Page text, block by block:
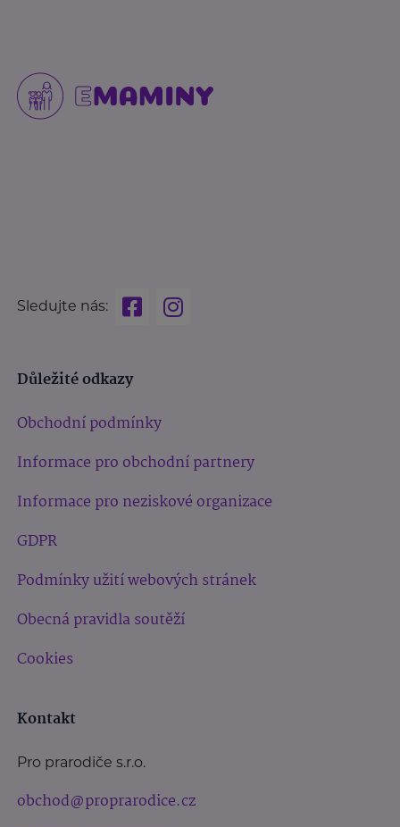
Sledujte nás:
Důležité odkazy
Obchodní podmínky
Informace pro obchodní partnery
Informace pro neziskové organizace
GDPR
Podmínky užití webových stránek
Obecná pravidla soutěží
Cookies
Kontakt
Pro prarodiče s.r.o.
obchod@proprarodice.cz